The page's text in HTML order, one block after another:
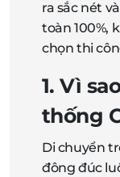
ra sắc nét
toàn 100%,
chọn thi
1. Vì
thống
Di chuyển
đông đúc